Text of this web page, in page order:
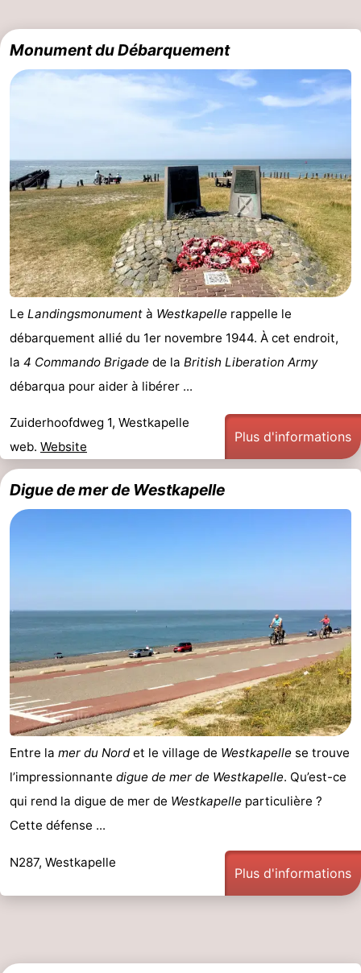
Monument du Débarquement
Le Landingsmonument à Westkapelle rappelle le
débarquement allié du 1er novembre 1944. À cet endroit,
la 4 Commando Brigade de la British Liberation Army
débarqua pour aider à libérer ...
Zuiderhoofdweg 1, Westkapelle
web. Website
Plus d'informations
Digue de mer de Westkapelle
Entre la mer du Nordet le village de Westkapelle se trouve
l’impressionnante digue de mer de Westkapelle. Qu’est-ce
qui rend la digue de mer de Westkapelle particulière ?
Cette défense ...
N287, Westkapelle
Plus d'informations